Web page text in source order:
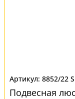
8852/22
Подвесная